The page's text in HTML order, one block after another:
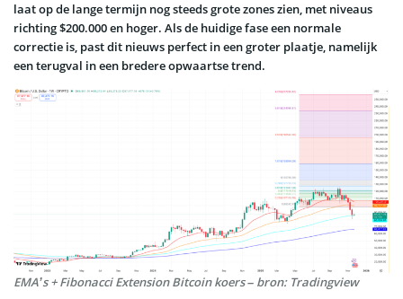
laat op de lange termijn nog steeds grote zones zien, met niveaus
richting $200.000 en hoger. Als de huidige fase een normale
correctie is, past dit nieuws perfect in een groter plaatje, namelijk
een terugval in een bredere opwaartse trend.
EMA’s + Fibonacci Extension Bitcoin koers – bron: Tradingview